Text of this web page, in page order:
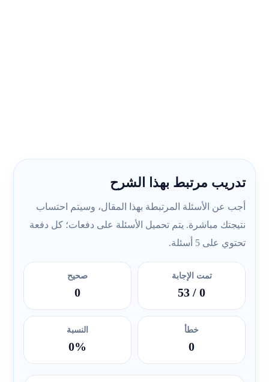
تدريب مرتبط بهذا الشرح
أجب عن الأسئلة المرتبطة بهذا المقال، وسيتم احتساب
نتيجتك مباشرة. يتم تحميل الأسئلة على دفعات؛ كل دفعة
تحتوي على 5 أسئلة.
تمت الإجابة
0
/ 53
صحيح
0
خطأ
0
النسبة
0%